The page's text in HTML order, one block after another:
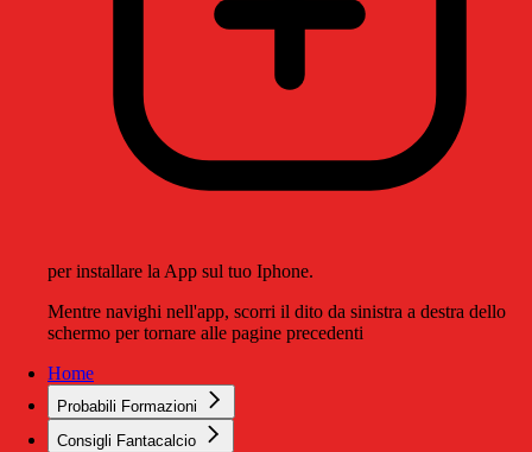
per installare la App sul tuo Iphone.
Mentre navighi nell'app, scorri il dito da sinistra a destra dello
schermo per tornare alle pagine precedenti
Home
Probabili Formazioni
Consigli Fantacalcio